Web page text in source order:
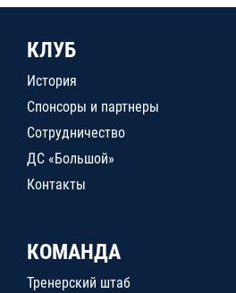
КЛУБ
История
Спонсоры и партнеры
Сотрудничество
ДС «Большой»
Контакты
КОМАНДА
Тренерский штаб